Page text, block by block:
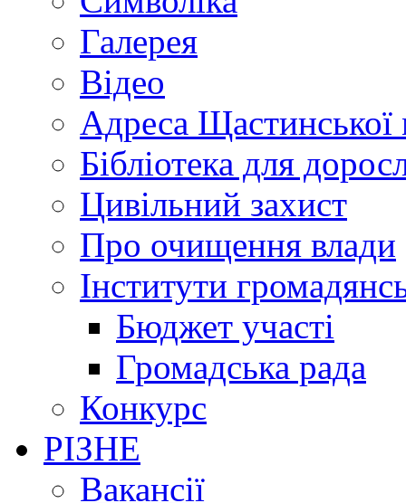
Галерея
Відео
Адреса Щастинської
Бібліотека для
Цивільний захист
Про очищення влади
Інститути
Бюджет участі
Громадська рада
Конкурс
РІЗНЕ
Вакансії